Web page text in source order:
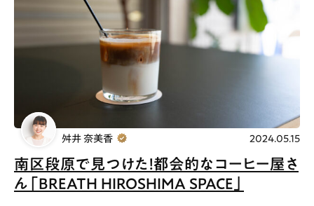
南区段原で見つけた！都会的なコーヒー屋さ
ん「BREATH HIROSHIMA SPACE」
舛井 奈美香 2024.05.15